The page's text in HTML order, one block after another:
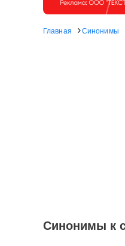
Главная Синонимы
Синонимы к